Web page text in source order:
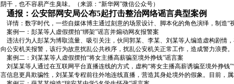
干，也不容易产生臭味。（来源：“新华网”微信公众号）
通报：公安部网安局公布5起打击整治网络谣言典型案例
详情：数字时代，一些自媒体博主通过刻意的场景设计、脚本化的角色演绎，制造
案例一：彭某等人虚假摆拍“绑架”谣言并煽动网友报警案
违法行为人彭某为博取流量、吸引关注，伙同郭某、李某、刘某等人编造虚构剧情
公安机关报警，该行为故意扰乱公共秩序，扰乱公安机关正常工作，造成警力浪费
案例二：刘某某等人虚假摆拍“将女主播高薪骗至境外挣钱”谣言案
刘某某等人通过在互联网平台直播连线的方式，虚构“将女主播高薪诱骗至境外挣
信息更具欺骗性，刘某某专程前往外地连线直播，营造其身处境外的假象。目前，